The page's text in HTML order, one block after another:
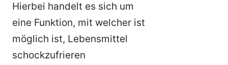
Hierbei handelt es sich um
eine Funktion, mit welcher ist
möglich ist, Lebensmittel
schockzufrieren